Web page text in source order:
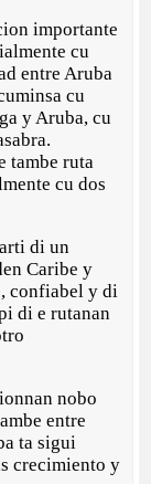
importante
cu
entre Aruba
cu
y Aruba, cu
tambe ruta
cu dos
di un
Caribe y
confiabel y di
di e rutanan
nobo
entre
ta sigui
crecimiento y